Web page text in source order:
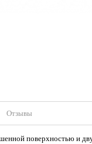
Отзывы
поверхностью и